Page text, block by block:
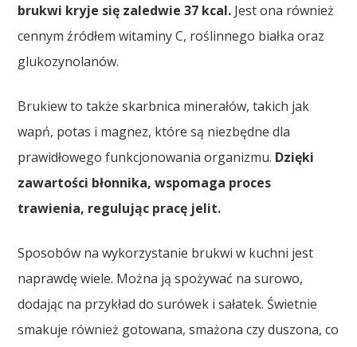
brukwi kryje się zaledwie 37 kcal. Jest ona również
cennym źródłem witaminy C, roślinnego białka oraz
glukozynolanów.
Brukiew to także skarbnica minerałów, takich jak
wapń, potas i magnez, które są niezbędne dla
prawidłowego funkcjonowania organizmu. Dzięki
zawartości błonnika, wspomaga proces
trawienia, regulując pracę jelit.
Sposobów na wykorzystanie brukwi w kuchni jest
naprawdę wiele. Można ją spożywać na surowo,
dodając na przykład do surówek i sałatek. Świetnie
smakuje również gotowana, smażona czy duszona, co